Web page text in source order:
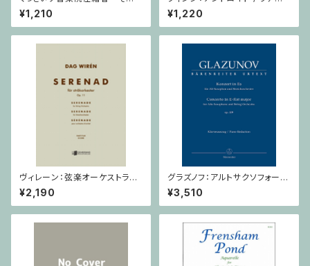
他のご利用支払用商品 テクニ
ック
¥1,210
オリン・ピアノ
¥1,220
ヴィレーン：弦楽オーケストラの
ための セレナード Op.11 / ミ
ニチュアスコア
¥2,190
グラズノフ：アルトサクソフォーン
と弦楽オーケストラのための 協
奏曲 変ホ長調 Op. 109 / サク
ソフォーンとピアノ
¥3,510